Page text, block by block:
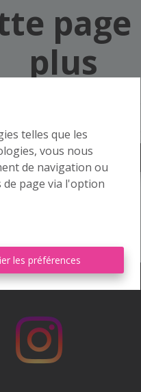
telles que les
vous nous
de navigation ou
page via l'option
les préférences
plus